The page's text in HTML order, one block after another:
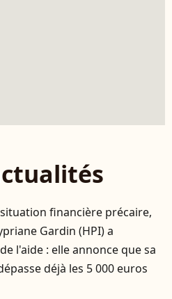
financière précaire,
Gardin (HPI) a
l'aide : elle annonce que sa
déjà les 5 000 euros